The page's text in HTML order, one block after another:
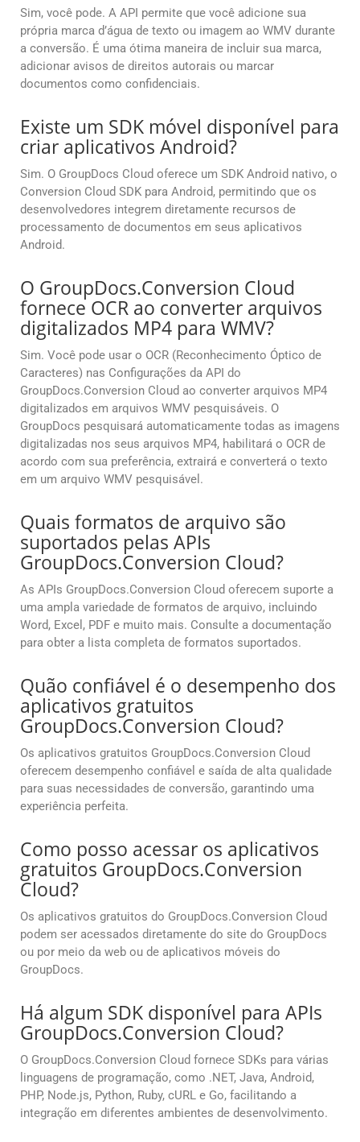
Sim, você pode. A API permite que você adicione sua
própria marca d’água de texto ou imagem ao WMV durante
a conversão. É uma ótima maneira de incluir sua marca,
adicionar avisos de direitos autorais ou marcar
documentos como confidenciais.
Existe um SDK móvel disponível para
criar aplicativos Android?
Sim. O GroupDocs Cloud oferece um SDK Android nativo, o
Conversion Cloud SDK para Android, permitindo que os
desenvolvedores integrem diretamente recursos de
processamento de documentos em seus aplicativos
Android.
O GroupDocs.Conversion Cloud
fornece OCR ao converter arquivos
digitalizados MP4 para WMV?
Sim. Você pode usar o OCR (Reconhecimento Óptico de
Caracteres) nas Configurações da API do
GroupDocs.Conversion Cloud ao converter arquivos MP4
digitalizados em arquivos WMV pesquisáveis. O
GroupDocs pesquisará automaticamente todas as imagens
digitalizadas nos seus arquivos MP4, habilitará o OCR de
acordo com sua preferência, extrairá e converterá o texto
em um arquivo WMV pesquisável.
Quais formatos de arquivo são
suportados pelas APIs
GroupDocs.Conversion Cloud?
As APIs GroupDocs.Conversion Cloud oferecem suporte a
uma ampla variedade de formatos de arquivo, incluindo
Word, Excel, PDF e muito mais. Consulte a documentação
para obter a lista completa de formatos suportados.
Quão confiável é o desempenho dos
aplicativos gratuitos
GroupDocs.Conversion Cloud?
Os aplicativos gratuitos GroupDocs.Conversion Cloud
oferecem desempenho confiável e saída de alta qualidade
para suas necessidades de conversão, garantindo uma
experiência perfeita.
Como posso acessar os aplicativos
gratuitos GroupDocs.Conversion
Cloud?
Os aplicativos gratuitos do GroupDocs.Conversion Cloud
podem ser acessados diretamente do site do GroupDocs
ou por meio da web ou de aplicativos móveis do
GroupDocs.
Há algum SDK disponível para APIs
GroupDocs.Conversion Cloud?
O GroupDocs.Conversion Cloud fornece SDKs para várias
linguagens de programação, como .NET, Java, Android,
PHP, Node.js, Python, Ruby, cURL e Go, facilitando a
integração em diferentes ambientes de desenvolvimento.